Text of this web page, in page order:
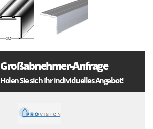
Großabnehmer-Anfrage
Holen Sie sich Ihr individuelles Angebot!